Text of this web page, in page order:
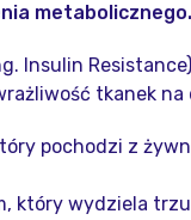
metabolicznego.
Insulin
tkanek na
pochodzi z
który wydziela